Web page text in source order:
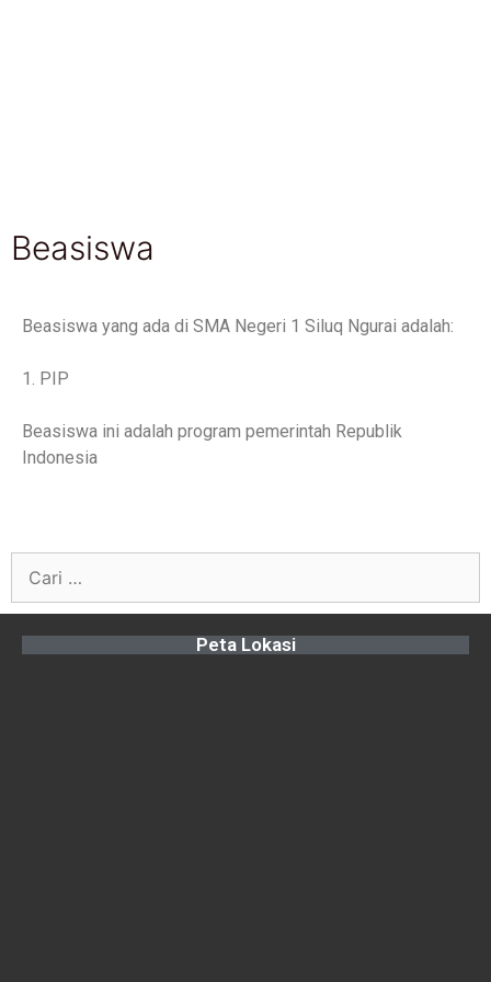
Beasiswa
Beasiswa yang ada di SMA Negeri 1 Siluq Ngurai adalah:
1. PIP
Beasiswa ini adalah program pemerintah Republik
Indonesia
Peta Lokasi